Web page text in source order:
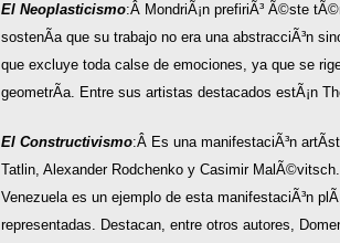
El Neoplasticismo:Â MondriÃ¡n prefiriÃ³ Ã©ste
sostenÃ­a que su trabajo no era una abstracciÃ³n
que excluye toda calse de emociones, ya que se
geometrÃ­a. Entre sus artistas destacados estÃ¡n
El Constructivismo:Â Es una manifestaciÃ³n
Tatlin, Alexander Rodchenko y Casimir MalÃ©vitsch.
Venezuela es un ejemplo de esta manifestaciÃ³n
representadas. Destacan, entre otros autores,